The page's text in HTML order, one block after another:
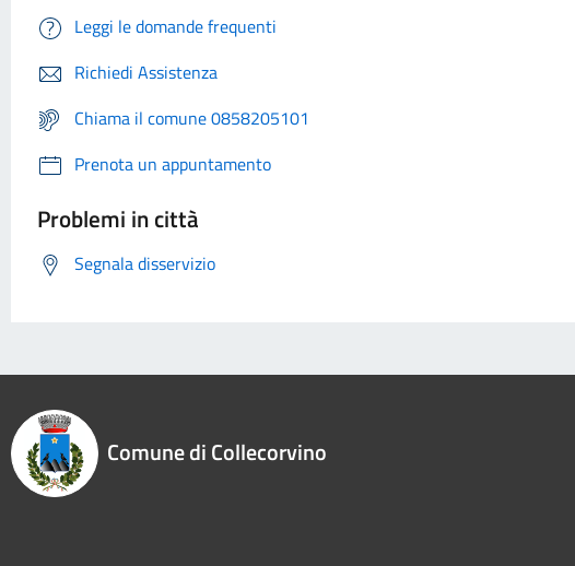
Leggi le domande frequenti
Richiedi Assistenza
Chiama il comune 0858205101
Prenota un appuntamento
Problemi in città
Segnala disservizio
Comune di Collecorvino